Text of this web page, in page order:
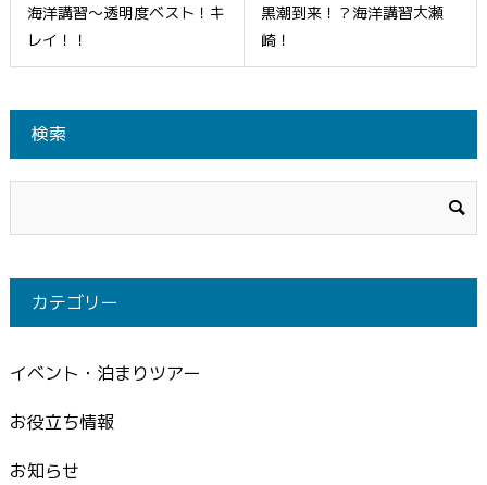
海洋講習～透明度ベスト！キ
レイ！！
黒潮到来！？海洋講習大瀬
崎！
検索
カテゴリー
イベント・泊まりツアー
お役立ち情報
お知らせ